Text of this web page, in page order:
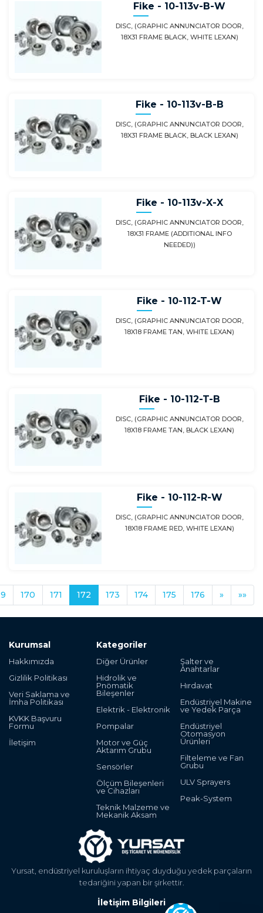
Fike - 10-113v-B-W
DISC, (GRAPHIC ANNUNCIATOR DOOR,
18X31 FRAME BLACK, WHITE LEXAN)
Fike - 10-113v-B-B
DISC, (GRAPHIC ANNUNCIATOR DOOR,
18X31 FRAME BLACK, BLACK LEXAN)
Fike - 10-113v-X-X
DISC, (GRAPHIC ANNUNCIATOR DOOR,
18X31 FRAME (ADDITIONAL INFO
NEEDED))
Fike - 10-112-T-W
DISC, (GRAPHIC ANNUNCIATOR DOOR,
18X18 FRAME TAN, WHITE LEXAN)
Fike - 10-112-T-B
DISC, (GRAPHIC ANNUNCIATOR DOOR,
18X18 FRAME TAN, BLACK LEXAN)
Fike - 10-112-R-W
DISC, (GRAPHIC ANNUNCIATOR DOOR,
18X18 FRAME RED, WHITE LEXAN)
170 171 172 173 174 175 176 » »»
Yursat, endüstriyel kuruluşların ihtiyaç duyduğu yedek parçaların
tedariğini yapan bir şirkettir.
Kurumsal
Hakkımızda
Gizlilik Politikası
Veri Saklama ve
İmha Politikası
KVKK Başvuru
Formu
İletişim
Kategoriler
Diğer Ürünler
Hidrolik ve
Pnömatik
Bileşenler
Elektrik - Elektronik
Pompalar
Motor ve Güç
Aktarım Grubu
Sensörler
Ölçüm Bileşenleri
ve Cihazları
Teknik Malzeme ve
Mekanik Aksam
Şalter ve
Anahtarlar
Hırdavat
Endüstriyel Makine
ve Yedek Parça
Endüstriyel
Otomasyon
Ürünleri
Filteleme ve Fan
Grubu
ULV Sprayers
Peak-System
İletişim Bilgileri